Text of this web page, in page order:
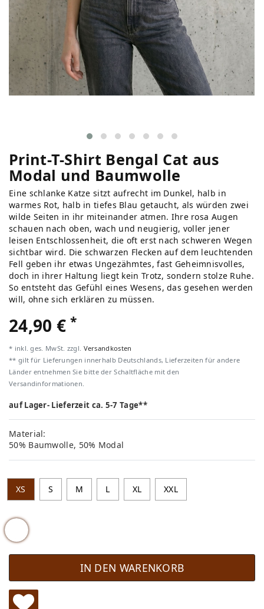
Print-T-Shirt Bengal Cat aus
Modal und Baumwolle
Eine schlanke Katze sitzt aufrecht im Dunkel, halb in
warmes Rot, halb in tiefes Blau getaucht, als würden zwei
wilde Seiten in ihr miteinander atmen. Ihre rosa Augen
schauen nach oben, wach und neugierig, voller jener
leisen Entschlossenheit, die oft erst nach schweren Wegen
sichtbar wird. Die schwarzen Flecken auf dem leuchtenden
Fell geben ihr etwas Ungezähmtes, fast Geheimnisvolles,
doch in ihrer Haltung liegt kein Trotz, sondern stolze Ruhe.
So entsteht das Gefühl eines Wesens, das gesehen werden
will, ohne sich erklären zu müssen.
24,90 €*
* inkl. ges. MwSt. zzgl. Versandkosten
** gilt für Lieferungen innerhalb Deutschlands, Lieferzeiten für andere
Länder entnehmen Sie bitte der Schaltfläche mit den
Versandinformationen.
auf Lager- Lieferzeit ca. 5-7 Tage**
Material:
50% Baumwolle, 50% Modal
XS S M L XL XXL
IN DEN WARENKORB